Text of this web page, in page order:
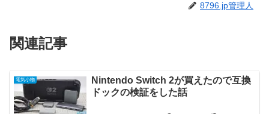
8796.jp管理人
関連記事
電気小物
Nintendo Switch 2が買えたので互換
ドックの検証をした話